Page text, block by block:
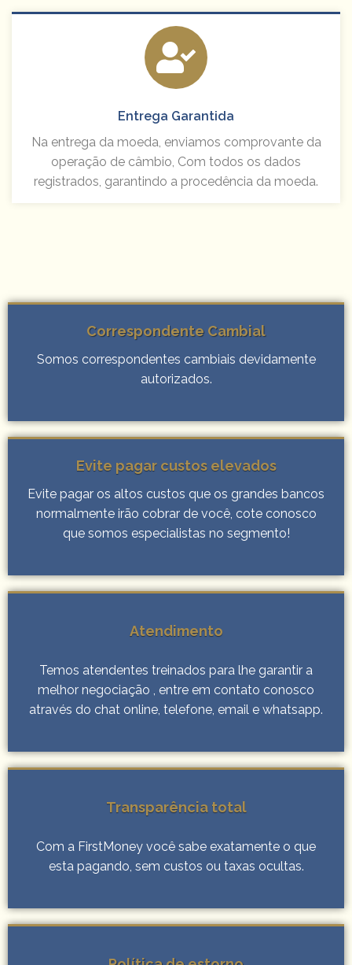
Entrega Garantida
Na entrega da moeda, enviamos comprovante da
operação de câmbio, Com todos os dados
registrados, garantindo a procedência da moeda.
Correspondente Cambial
Somos correspondentes cambiais devidamente
autorizados.
Evite pagar custos elevados
Evite pagar os altos custos que os grandes bancos
normalmente irão cobrar de você, cote conosco
que somos especialistas no segmento!
Atendimento
Temos atendentes treinados para lhe garantir a
melhor negociação , entre em contato conosco
através do chat online, telefone, email e whatsapp.
Transparência total
Com a FirstMoney você sabe exatamente o que
esta pagando, sem custos ou taxas ocultas.